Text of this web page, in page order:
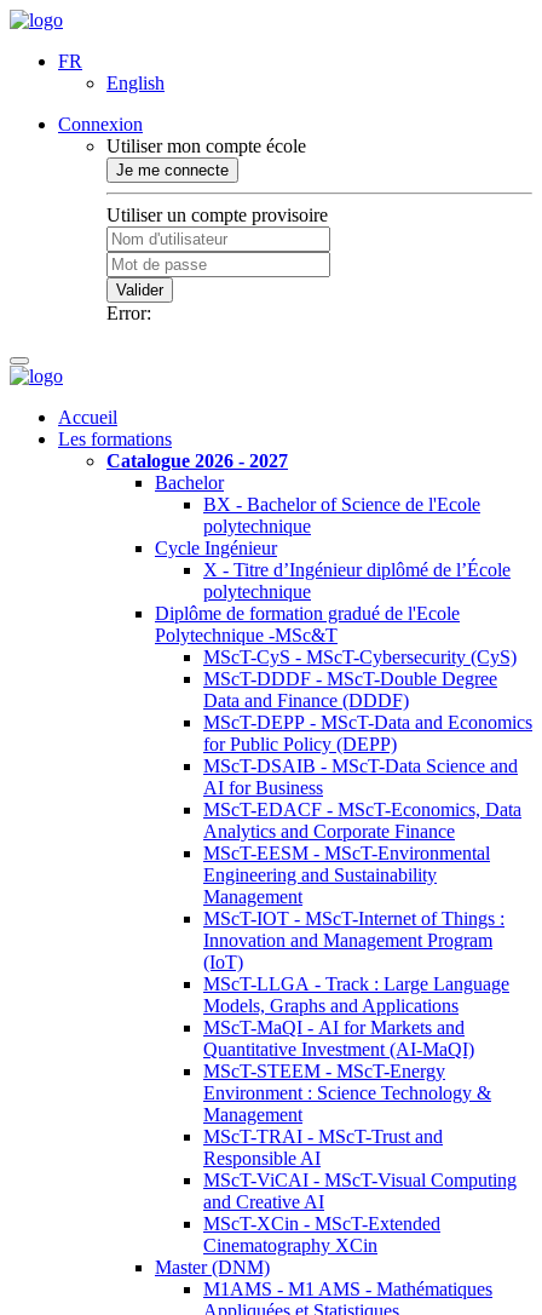
FR
English
Connexion
Utiliser mon compte école
Je me connecte
Utiliser un compte provisoire
Valider
Error:
Accueil
Les formations
Catalogue 2026 - 2027
Bachelor
BX - Bachelor of Science de l'Ecole
polytechnique
Cycle Ingénieur
X - Titre d’Ingénieur diplômé de l’École
polytechnique
Diplôme de formation gradué de l'Ecole
Polytechnique -MSc&T
MScT-CyS - MScT-Cybersecurity (CyS)
MScT-DDDF - MScT-Double Degree
Data and Finance (DDDF)
MScT-DEPP - MScT-Data and Economics
for Public Policy (DEPP)
MScT-DSAIB - MScT-Data Science and
AI for Business
MScT-EDACF - MScT-Economics, Data
Analytics and Corporate Finance
MScT-EESM - MScT-Environmental
Engineering and Sustainability
Management
MScT-IOT - MScT-Internet of Things :
Innovation and Management Program
(IoT)
MScT-LLGA - Track : Large Language
Models, Graphs and Applications
MScT-MaQI - AI for Markets and
Quantitative Investment (AI-MaQI)
MScT-STEEM - MScT-Energy
Environment : Science Technology &
Management
MScT-TRAI - MScT-Trust and
Responsible AI
MScT-ViCAI - MScT-Visual Computing
and Creative AI
MScT-XCin - MScT-Extended
Cinematography XCin
Master (DNM)
M1AMS - M1 AMS - Mathématiques
Appliquées et Statistiques